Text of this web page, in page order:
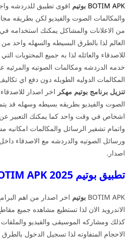
BOTIM APK بوتيم اقوى تطبيق للدردشه
والمكالمات الصوت والفيديو لكن بطريقه
من الاعلانات والمشاكل يمكنك
العالم لذا بالطرق البسيطه والسهله واحد
للاصدقاء والعائله لذا به جميع المحتويات
خدمه الدردشه ومكالمات الصوتيه والمرئيه
المكالمات الدوليه الطويله دون دفع اي
تنزيل برنامج بوتيم مهكر اخر اصدار
اشخاص في وقت واحد كما يمكنك التعبير عن
واتمام تشفير الرسائل والمكالمات امكانيه
ورسائل الصوتيه والدردشه مع الاصدقاء
اصدار.
تطبيق بوتيم 2025 BOTIM APK بوتيم مهكر
BOTIM APK بوتيم اخر اصدار من اهم
الاندرويد الان لذا تستطيع مشاهده جميع
كذلك ومشاركه الموسيقى والفيديو
الاحجام المتفاوته لذا تسجيل الدخول